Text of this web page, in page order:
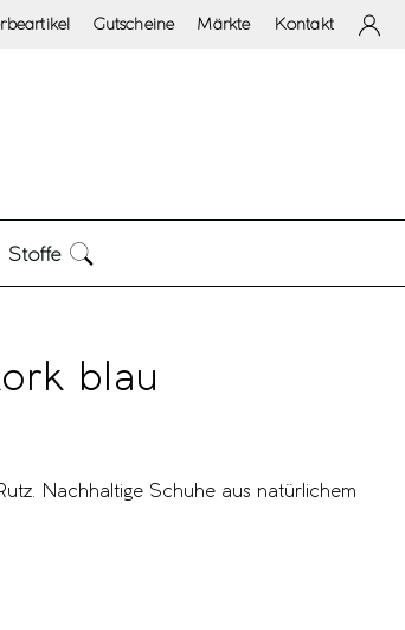
Gutscheine Märkte Kontakt
Stoffe
blau
Nachhaltige Schuhe aus natürlichem